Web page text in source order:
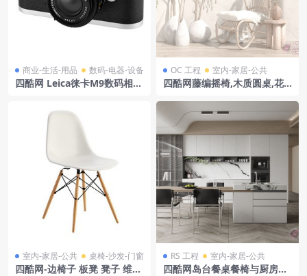
商业-生活-用品 数码-电器-设备
四酷网 Leica徕卡M9数码相机
OC 工程 室内-家居-公共
四酷网藤编摇椅,木质圆桌,花
室内-家居-公共 桌椅-沙发-门窗
四酷网-边椅子 板凳 凳子 维特
RS 工程 室内-家居-公共
四酷网岛台餐桌餐椅与厨房橱